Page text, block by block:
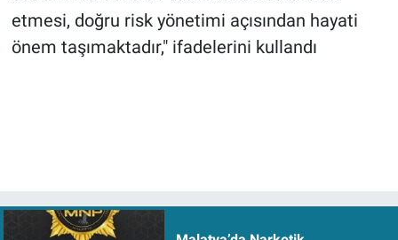
etmesi, doğru risk yönetimi açısından hayati
önem taşımaktadır," ifadelerini kullandı